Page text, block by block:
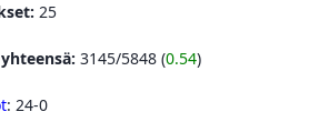
25
3145/5848 (0.54)
: 24-0